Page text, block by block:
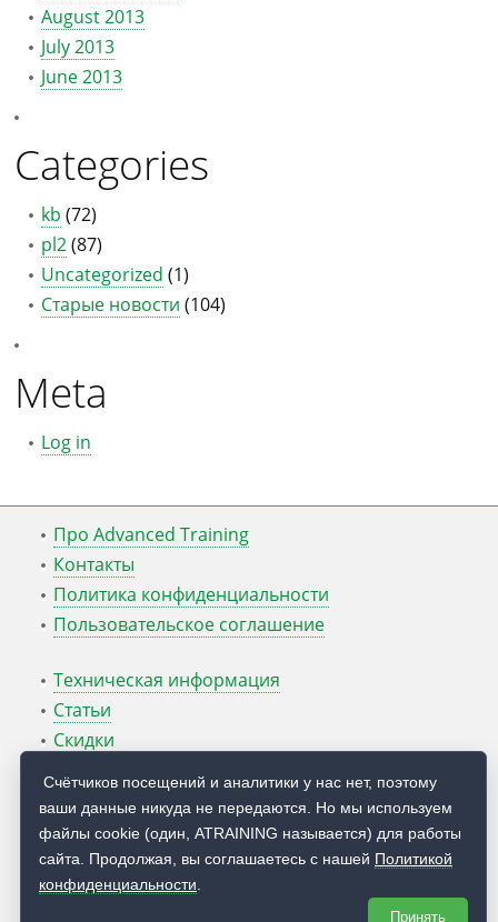
August 2013
July 2013
June 2013
Categories
kb (72)
pl2(87)
Uncategorized (1)
Старые новости (104)
Meta
Log in
Про Advanced Training
Контакты
Политика конфиденциальности
Пользовательское соглашение
Техническая информация
Статьи
Скидки
Блог Руслана Карманова
© 2009 — 2026 Учебный центр Advanced Training
Счётчиков посещений и аналитики у нас нет, поэтому
ваши данные никуда не передаются. Но мы используем
файлы cookie (один, ATRAINING называется) для работы
сайта. Продолжая, вы соглашаетесь с нашей Политикой
конфиденциальности
Принять